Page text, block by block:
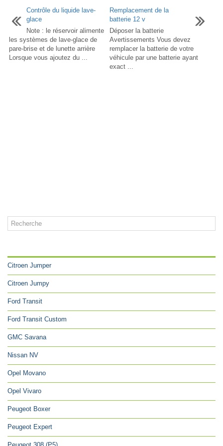
Contrôle du liquide lave-
glace
Note : le réservoir alimente
les systèmes de lave-glace de
pare-brise et de lunette arrière
Lorsque vous ajoutez du ...
Remplacement de la
batterie 12 v
Déposer la batterie
Avertissements Vous devez
remplacer la batterie de votre
véhicule par une batterie ayant
exact ...
Citroen Jumper
Citroen Jumpy
Ford Transit
Ford Transit Custom
GMC Savana
Nissan NV
Opel Movano
Opel Vivaro
Peugeot Boxer
Peugeot Expert